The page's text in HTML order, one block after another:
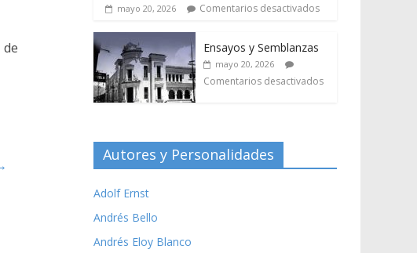
mayo 20, 2026 Comentarios desactivados
Ensayos y Semblanzas
mayo 20, 2026
Comentarios desactivados
Autores y Personalidades
Adolf Ernst
Andrés Bello
Andrés Eloy Blanco